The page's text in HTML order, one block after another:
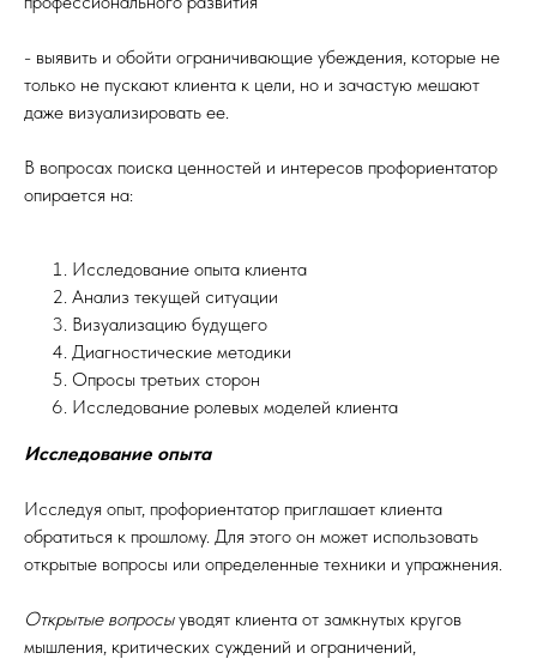
- выявить и обойти ограничивающие убеждения, которые не
только не пускают клиента к цели, но и зачастую мешают
даже визуализировать ее.
В вопросах поиска ценностей и интересов профориентатор
опирается на:
Исследование опыта клиента
Анализ текущей ситуации
Визуализацию будущего
Диагностические методики
Опросы третьих сторон
Исследование ролевых моделей клиента
Исследование опыта
Исследуя опыт, профориентатор приглашает клиента
обратиться к прошлому. Для этого он может использовать
открытые вопросы или определенные техники и упражнения.
Открытые вопросыуводят клиента от замкнутых кругов
мышления, критических суждений и ограничений,